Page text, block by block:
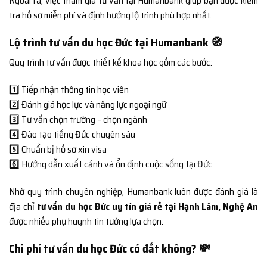
tra hồ sơ miễn phí và định hướng lộ trình phù hợp nhất.
Lộ trình tư vấn du học Đức tại Humanbank 🧭
Quy trình tư vấn được thiết kế khoa học gồm các bước:
1️⃣ Tiếp nhận thông tin học viên
2️⃣ Đánh giá học lực và năng lực ngoại ngữ
3️⃣ Tư vấn chọn trường – chọn ngành
4️⃣ Đào tạo tiếng Đức chuyên sâu
5️⃣ Chuẩn bị hồ sơ xin visa
6️⃣ Hướng dẫn xuất cảnh và ổn định cuộc sống tại Đức
Nhờ quy trình chuyên nghiệp, Humanbank luôn được đánh giá là
địa chỉ tư vấn du học Đức uy tín giá rẻ tại Hạnh Lâm, Nghệ An
được nhiều phụ huynh tin tưởng lựa chọn.
Chi phí tư vấn du học Đức có đắt không? 💸